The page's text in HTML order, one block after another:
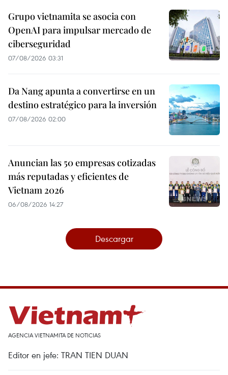
Grupo vietnamita se asocia con
OpenAI para impulsar mercado de
ciberseguridad
07/08/2026 03:31
Da Nang apunta a convertirse en un
destino estratégico para la inversión
07/08/2026 02:00
Anuncian las 50 empresas cotizadas
más reputadas y eficientes de
Vietnam 2026
06/08/2026 14:27
Descargar
AGENCIA VIETNAMITA DE NOTICIAS
Editor en jefe: TRAN TIEN DUAN